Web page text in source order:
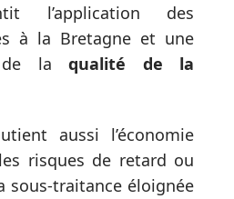
l’application des
à la Bretagne et une
de la qualité de la
aussi l’économie
risques de retard ou
sous-traitance éloignée